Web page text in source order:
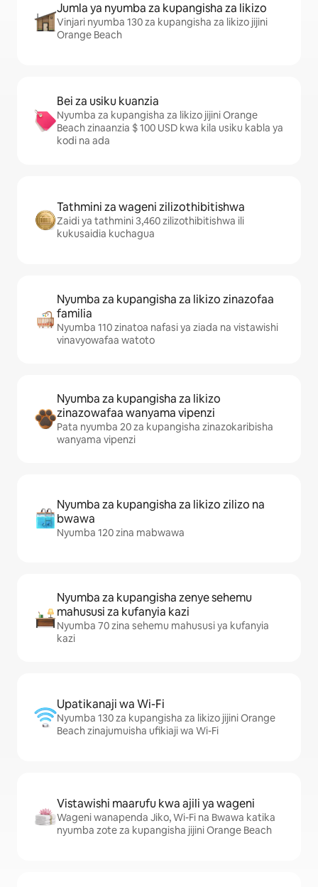
Jumla ya nyumba za kupangisha za likizo
Vinjari nyumba 130 za kupangisha za likizo jijini
Orange Beach
Bei za usiku kuanzia
Nyumba za kupangisha za likizo jijini Orange
Beach zinaanzia $ 100 USD kwa kila usiku kabla ya
kodi na ada
Tathmini za wageni zilizothibitishwa
Zaidi ya tathmini 3,460 zilizothibitishwa ili
kukusaidia kuchagua
Nyumba za kupangisha za likizo zinazofaa
familia
Nyumba 110 zinatoa nafasi ya ziada na vistawishi
vinavyowafaa watoto
Nyumba za kupangisha za likizo
zinazowafaa wanyama vipenzi
Pata nyumba 20 za kupangisha zinazokaribisha
wanyama vipenzi
Nyumba za kupangisha za likizo zilizo na
bwawa
Nyumba 120 zina mabwawa
Nyumba za kupangisha zenye sehemu
mahususi za kufanyia kazi
Nyumba 70 zina sehemu mahususi ya kufanyia
kazi
Upatikanaji wa Wi-Fi
Nyumba 130 za kupangisha za likizo jijini Orange
Beach zinajumuisha ufikiaji wa Wi-Fi
Vistawishi maarufu kwa ajili ya wageni
Wageni wanapenda Jiko, Wi-Fi na Bwawa katika
nyumba zote za kupangisha jijini Orange Beach